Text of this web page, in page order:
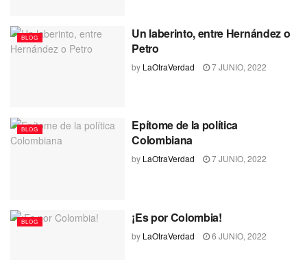
BLOG
Un laberinto, entre Hernández o
Petro
by LaOtraVerdad 7 JUNIO, 2022
BLOG
Epítome de la política
Colombiana
by LaOtraVerdad 7 JUNIO, 2022
BLOG ¡Es por Colombia!
by LaOtraVerdad 6 JUNIO, 2022